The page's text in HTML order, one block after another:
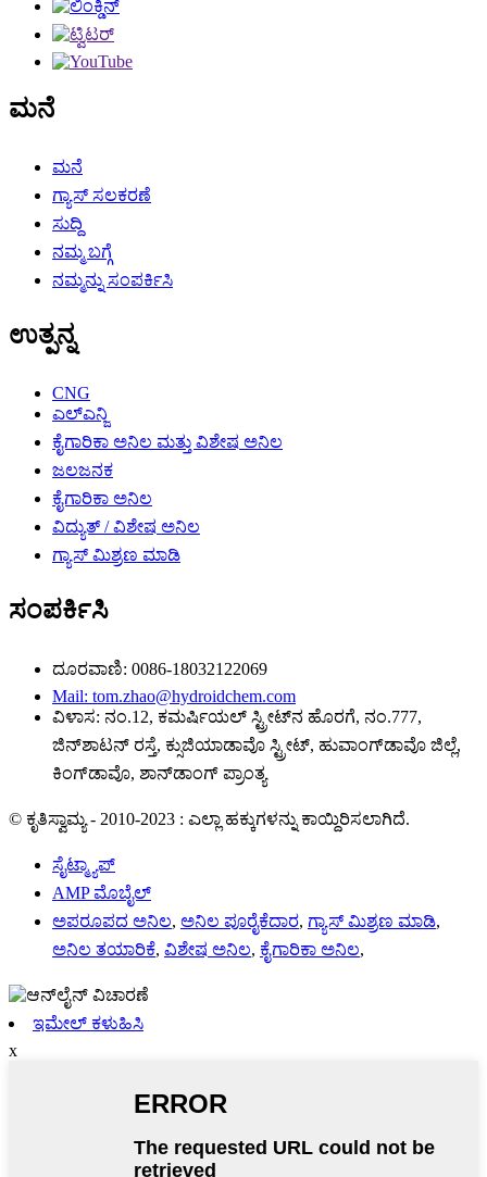
ಮನೆ
ಮನೆ
ಗ್ಯಾಸ್ ಸಲಕರಣೆ
ಸುದ್ದಿ
ನಮ್ಮ ಬಗ್ಗೆ
ನಮ್ಮನ್ನು ಸಂಪರ್ಕಿಸಿ
ಉತ್ಪನ್ನ
CNG
ಎಲ್ಎನ್ಜಿ
ಕೈಗಾರಿಕಾ ಅನಿಲ ಮತ್ತು ವಿಶೇಷ ಅನಿಲ
ಜಲಜನಕ
ಕೈಗಾರಿಕಾ ಅನಿಲ
ವಿದ್ಯುತ್ / ವಿಶೇಷ ಅನಿಲ
ಗ್ಯಾಸ್ ಮಿಶ್ರಣ ಮಾಡಿ
ಸಂಪರ್ಕಿಸಿ
ದೂರವಾಣಿ: 0086-18032122069
Mail: tom.zhao@hydroidchem.com
ವಿಳಾಸ: ನಂ.12, ಕಮರ್ಷಿಯಲ್ ಸ್ಟ್ರೀಟ್‌ನ ಹೊರಗೆ, ನಂ.777,
ಜಿನ್‌ಶಾಟನ್ ರಸ್ತೆ, ಕ್ಸುಜಿಯಾಡಾವೊ ಸ್ಟ್ರೀಟ್, ಹುವಾಂಗ್‌ಡಾವೊ ಜಿಲ್ಲೆ,
ಕಿಂಗ್‌ಡಾವೊ, ಶಾನ್‌ಡಾಂಗ್ ಪ್ರಾಂತ್ಯ
© ಕೃತಿಸ್ವಾಮ್ಯ - 2010-2023 : ಎಲ್ಲಾ ಹಕ್ಕುಗಳನ್ನು ಕಾಯ್ದಿರಿಸಲಾಗಿದೆ.
ಸೈಟ್ಮ್ಯಾಪ್
AMP ಮೊಬೈಲ್
ಅಪರೂಪದ ಅನಿಲ, ಅನಿಲ ಪೂರೈಕೆದಾರ, ಗ್ಯಾಸ್ ಮಿಶ್ರಣ ಮಾಡಿ,
ಅನಿಲ ತಯಾರಿಕೆ, ವಿಶೇಷ ಅನಿಲ, ಕೈಗಾರಿಕಾ ಅನಿಲ,
ಇಮೇಲ್ ಕಳುಹಿಸಿ
x